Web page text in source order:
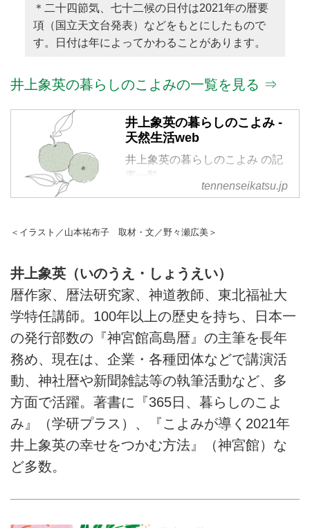
＊二十四節気、七十二候の日付は2021年の暦要
項（国立天文台発表）などをもとにしたもので
す。日付は年によってかわることがあります。
井上象英の暮らしのこよみの一覧を見る ⇒
井上象英の暮らしのこよみ -
天然生活web
井上象英の暮らしのこよみ の記
事一覧
tennenseikatsu.jp
＜イラスト／山本祐布子 取材・文／野々瀬広美＞
井上象英（いのうえ・しょうえい）
暦作家、暦法研究家、神道教師、東北福祉大
学特任講師。100年以上の歴史を持ち、日本一
の発行部数の『神宮館高島暦』の主筆を長年
務め、現在は、企業・各種団体などで講演活
動、神社暦や新聞雑誌等の執筆活動など、多
方面で活躍。著書に『365日、暮らしのこよ
み』（学研プラス）、『こよみが導く2021年
井上象英の幸せをつかむ方法』（神宮館）な
ど多数。